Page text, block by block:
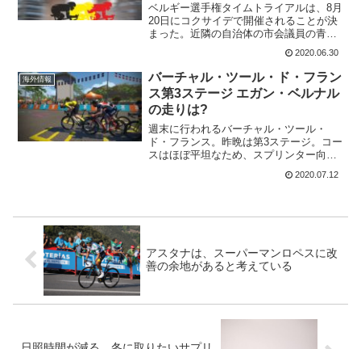
ベルギー選手権タイムトライアルは、8月
20日にコクサイデで開催されることが決
まった。近隣の自治体の市会議員の青信
号がようやく出た。ベルギー選手権では
世界選手権への出場をかけて多くのライ
ダーが出場する。すでにレムコ・エヴェ
ネプールは2019年...
2020.06.30
海外情報
バーチャル・ツール・ド・フラン
ス第3ステージ エガン・ベルナル
の走りは?
週末に行われるバーチャル・ツール・
ド・フランス。昨晩は第3ステージ。コー
スはほぼ平坦なため、スプリンター向け
のコースと言われていた。注目は、何故
かスプリンターステージに出場してきた
2020.07.12
アスタナは、スーパーマンロペスに改
善の余地があると考えている